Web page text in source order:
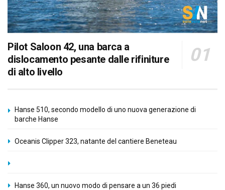
Pilot Saloon 42, una barca a
dislocamento pesante dalle rifiniture
di alto livello
Hanse 510, secondo modello di uno nuova generazione di
barche Hanse
Oceanis Clipper 323, natante del cantiere Beneteau
Hanse 360, un nuovo modo di pensare a un 36 piedi